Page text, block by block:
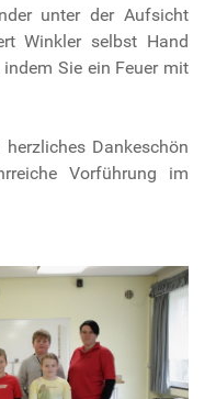
unter der Aufsicht
Winkler selbst Hand
Sie ein Feuer mit
Dankeschön
Vorführung im